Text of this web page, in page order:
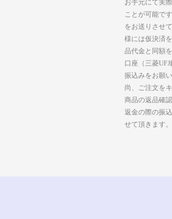
お手元にて実
ことが可能で
をお送りさせ
様には仮決済
品代金と同額
口座（三菱
振込みをお願
尚、ご注文を
商品の返品確
返金の際の振
せて頂きます。